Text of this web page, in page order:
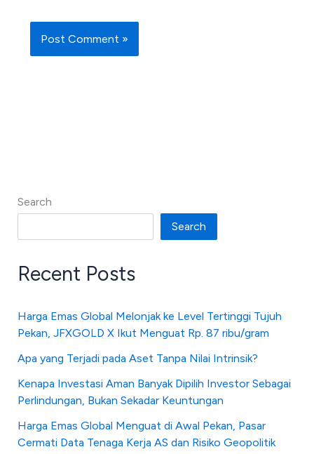
Search
Search
Recent Posts
Harga Emas Global Melonjak ke Level Tertinggi Tujuh
Pekan, JFXGOLD X Ikut Menguat Rp. 87 ribu/gram
Apa yang Terjadi pada Aset Tanpa Nilai Intrinsik?
Kenapa Investasi Aman Banyak Dipilih Investor Sebagai
Perlindungan, Bukan Sekadar Keuntungan
Harga Emas Global Menguat di Awal Pekan, Pasar
Cermati Data Tenaga Kerja AS dan Risiko Geopolitik